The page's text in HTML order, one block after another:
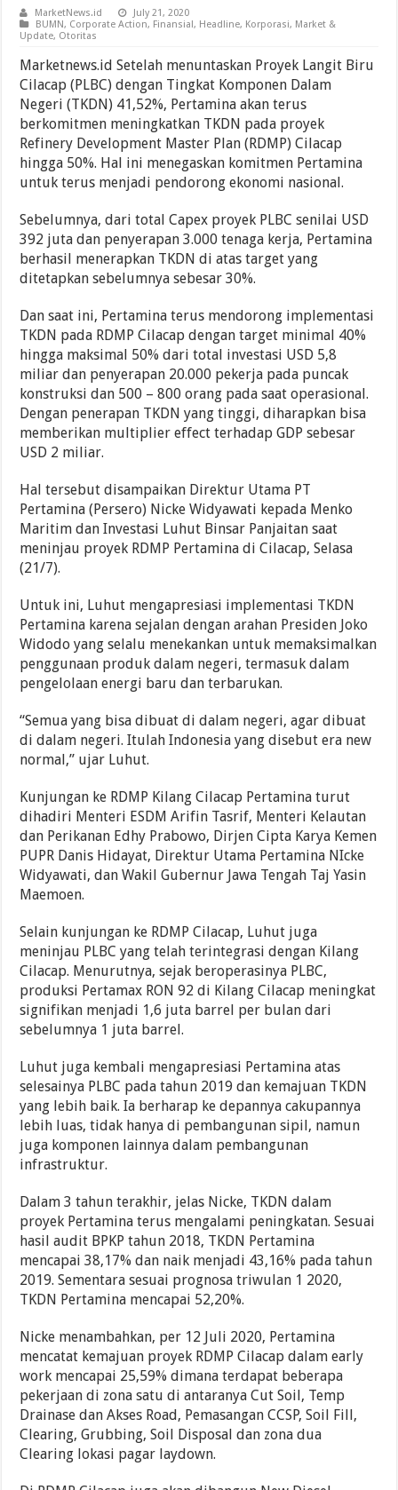
MarketNews.id
July 21, 2020
BUMN, Corporate Action, Finansial, Headline, Korporasi, Market &
Update, Otoritas
Marketnews.id Setelah menuntaskan Proyek Langit Biru
Cilacap (PLBC) dengan Tingkat Komponen Dalam
Negeri (TKDN) 41,52%, Pertamina akan terus
berkomitmen meningkatkan TKDN pada proyek
Refinery Development Master Plan (RDMP) Cilacap
hingga 50%. Hal ini menegaskan komitmen Pertamina
untuk terus menjadi pendorong ekonomi nasional.
Sebelumnya, dari total Capex proyek PLBC senilai USD
392 juta dan penyerapan 3.000 tenaga kerja, Pertamina
berhasil menerapkan TKDN di atas target yang
ditetapkan sebelumnya sebesar 30%.
Dan saat ini, Pertamina terus mendorong implementasi
TKDN pada RDMP Cilacap dengan target minimal 40%
hingga maksimal 50% dari total investasi USD 5,8
miliar dan penyerapan 20.000 pekerja pada puncak
konstruksi dan 500 – 800 orang pada saat operasional.
Dengan penerapan TKDN yang tinggi, diharapkan bisa
memberikan multiplier effect terhadap GDP sebesar
USD 2 miliar.
Hal tersebut disampaikan Direktur Utama PT
Pertamina (Persero) Nicke Widyawati kepada Menko
Maritim dan Investasi Luhut Binsar Panjaitan saat
meninjau proyek RDMP Pertamina di Cilacap, Selasa
(21/7).
Untuk ini, Luhut mengapresiasi implementasi TKDN
Pertamina karena sejalan dengan arahan Presiden Joko
Widodo yang selalu menekankan untuk memaksimalkan
penggunaan produk dalam negeri, termasuk dalam
pengelolaan energi baru dan terbarukan.
“Semua yang bisa dibuat di dalam negeri, agar dibuat
di dalam negeri. Itulah Indonesia yang disebut era new
normal,” ujar Luhut.
Kunjungan ke RDMP Kilang Cilacap Pertamina turut
dihadiri Menteri ESDM Arifin Tasrif, Menteri Kelautan
dan Perikanan Edhy Prabowo, Dirjen Cipta Karya Kemen
PUPR Danis Hidayat, Direktur Utama Pertamina NIcke
Widyawati, dan Wakil Gubernur Jawa Tengah Taj Yasin
Maemoen.
Selain kunjungan ke RDMP Cilacap, Luhut juga
meninjau PLBC yang telah terintegrasi dengan Kilang
Cilacap. Menurutnya, sejak beroperasinya PLBC,
produksi Pertamax RON 92 di Kilang Cilacap meningkat
signifikan menjadi 1,6 juta barrel per bulan dari
sebelumnya 1 juta barrel.
Luhut juga kembali mengapresiasi Pertamina atas
selesainya PLBC pada tahun 2019 dan kemajuan TKDN
yang lebih baik. Ia berharap ke depannya cakupannya
lebih luas, tidak hanya di pembangunan sipil, namun
juga komponen lainnya dalam pembangunan
infrastruktur.
Dalam 3 tahun terakhir, jelas Nicke, TKDN dalam
proyek Pertamina terus mengalami peningkatan. Sesuai
hasil audit BPKP tahun 2018, TKDN Pertamina
mencapai 38,17% dan naik menjadi 43,16% pada tahun
2019. Sementara sesuai prognosa triwulan 1 2020,
TKDN Pertamina mencapai 52,20%.
Nicke menambahkan, per 12 Juli 2020, Pertamina
mencatat kemajuan proyek RDMP Cilacap dalam early
work mencapai 25,59% dimana terdapat beberapa
pekerjaan di zona satu di antaranya Cut Soil, Temp
Drainase dan Akses Road, Pemasangan CCSP, Soil Fill,
Clearing, Grubbing, Soil Disposal dan zona dua
Clearing lokasi pagar laydown.